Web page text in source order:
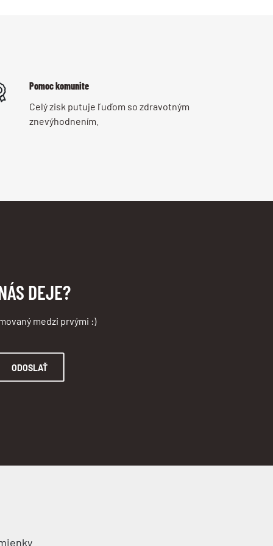
Pomoc komunite
Celý zisk putuje ľuďom so zdravotným
znevýhodnením.
DEJE?
medzi prvými :)
ODOSLAŤ